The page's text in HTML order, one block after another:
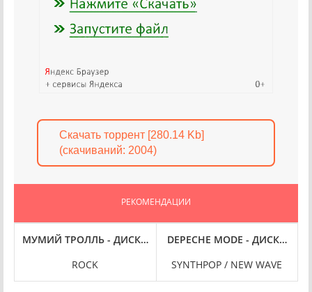
Скачать торрент [280.14 Kb]
(cкачиваний: 2004)
РЕКОМЕНДАЦИИ
- ДИСКОГРАФИЯ (1973-2023)
МУМИЙ ТРОЛЛЬ - ДИСКОГРАФИЯ (1997-2018)
ROCK
DEPECHE MODE -
SYNTHPOP / NEW WAVE